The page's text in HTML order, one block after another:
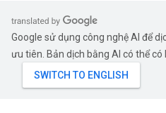
Google sử dụng công nghệ AI để
ưu tiên. Bản dịch bằng AI có thể có